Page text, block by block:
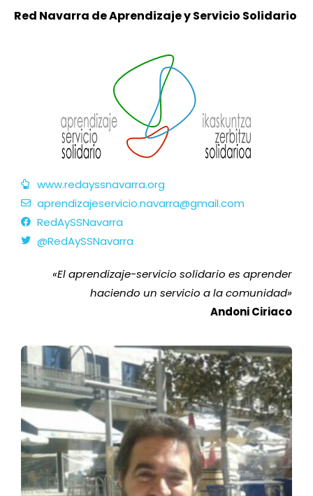
Red Navarra de Aprendizaje y Servicio Solidario
www.redayssnavarra.org
aprendizajeservicio.navarra@gmail.com
RedAySSNavarra
@RedAySSNavarra
«El aprendizaje-servicio solidario es aprender
haciendo un servicio a la comunidad»
Andoni Ciriaco